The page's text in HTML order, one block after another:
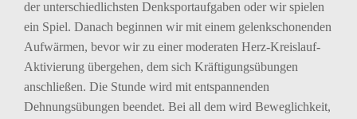
der unterschiedlichsten Denksportaufgaben oder wir spielen
ein Spiel. Danach beginnen wir mit einem gelenkschonenden
Aufwärmen, bevor wir zu einer moderaten Herz-Kreislauf-
Aktivierung übergehen, dem sich Kräftigungsübungen
anschließen. Die Stunde wird mit entspannenden
Dehnungsübungen beendet. Bei all dem wird Beweglichkeit,